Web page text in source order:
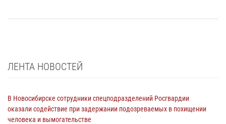
ЛЕНТА НОВОСТЕЙ
В Новосибирске сотрудники спецподразделений Росгвардии
оказали содействие при задержании подозреваемых в похищении
человека и вымогательстве